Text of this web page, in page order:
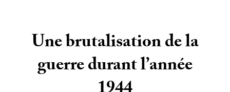
Une brutalisation de la
guerre durant l’année